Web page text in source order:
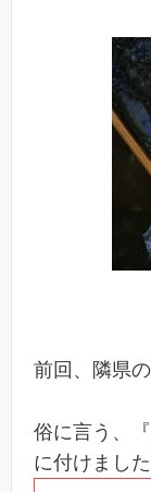
前回、隣県
俗に言う、
に付けました